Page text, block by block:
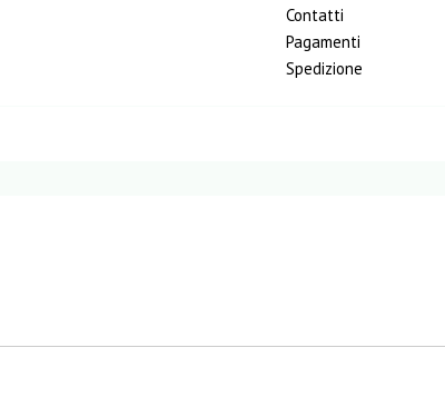
Contatti
Pagamenti
Spedizione